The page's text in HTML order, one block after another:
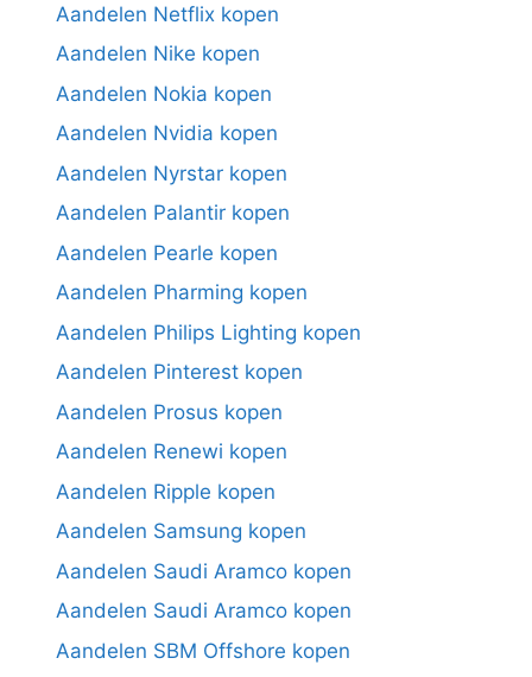
Aandelen Netflix kopen
Aandelen Nike kopen
Aandelen Nokia kopen
Aandelen Nvidia kopen
Aandelen Nyrstar kopen
Aandelen Palantir kopen
Aandelen Pearle kopen
Aandelen Pharming kopen
Aandelen Philips Lighting kopen
Aandelen Pinterest kopen
Aandelen Prosus kopen
Aandelen Renewi kopen
Aandelen Ripple kopen
Aandelen Samsung kopen
Aandelen Saudi Aramco kopen
Aandelen Saudi Aramco kopen
Aandelen SBM Offshore kopen